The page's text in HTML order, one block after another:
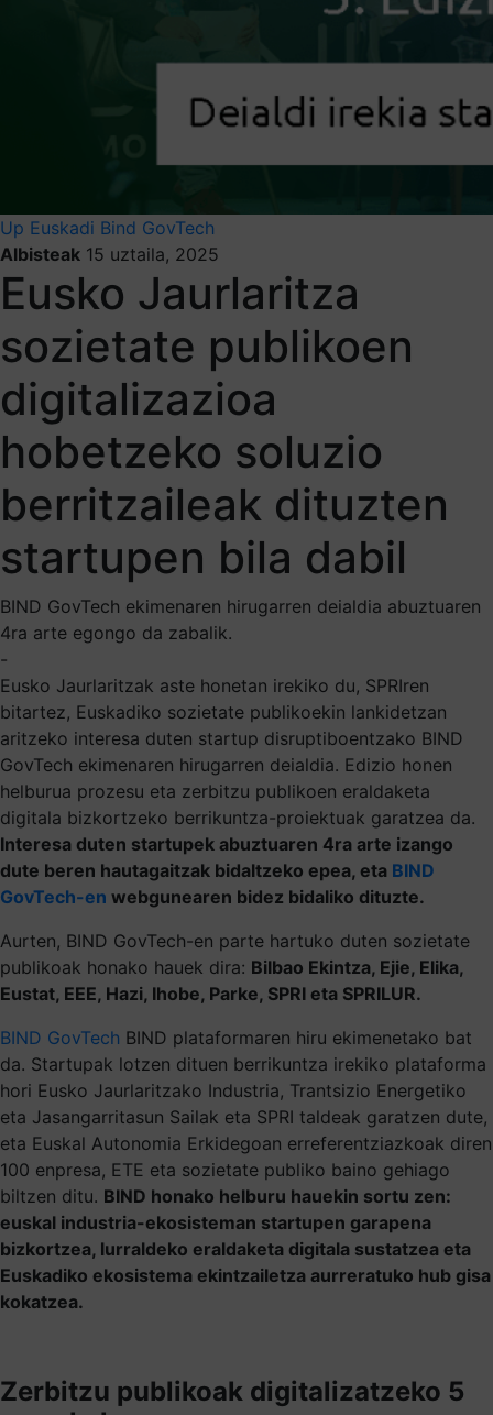
Up Euskadi Bind GovTech
Albisteak 15 uztaila, 2025
Eusko Jaurlaritza
sozietate publikoen
digitalizazioa
hobetzeko soluzio
berritzaileak dituzten
startupen bila dabil
BIND GovTech ekimenaren hirugarren deialdia abuztuaren
4ra arte egongo da zabalik.
-
Eusko Jaurlaritzak aste honetan irekiko du, SPRIren
bitartez, Euskadiko sozietate publikoekin lankidetzan
aritzeko interesa duten startup disruptiboentzako BIND
GovTech ekimenaren hirugarren deialdia. Edizio honen
helburua prozesu eta zerbitzu publikoen eraldaketa
digitala bizkortzeko berrikuntza-proiektuak garatzea da.
Interesa duten startupek abuztuaren 4ra arte izango
dute beren hautagaitzak bidaltzeko epea, eta BIND
GovTech-en webgunearen bidez bidaliko dituzte.
Aurten, BIND GovTech-en parte hartuko duten sozietate
publikoak honako hauek dira: Bilbao Ekintza, Ejie, Elika,
Eustat, EEE, Hazi, Ihobe, Parke, SPRI eta SPRILUR.
BIND GovTech BIND plataformaren hiru ekimenetako bat
da. Startupak lotzen dituen berrikuntza irekiko plataforma
hori Eusko Jaurlaritzako Industria, Trantsizio Energetiko
eta Jasangarritasun Sailak eta SPRI taldeak garatzen dute,
eta Euskal Autonomia Erkidegoan erreferentziazkoak diren
100 enpresa, ETE eta sozietate publiko baino gehiago
biltzen ditu. BIND honako helburu hauekin sortu zen:
euskal industria-ekosisteman startupen garapena
bizkortzea, lurraldeko eraldaketa digitala sustatzea eta
Euskadiko ekosistema ekintzailetza aurreratuko hub gisa
kokatzea.
Zerbitzu publikoak digitalizatzeko 5